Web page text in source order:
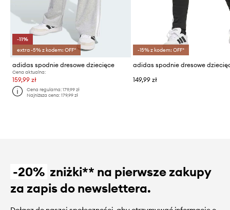
-11%
extra -5% z kodem: OFF*
adidas spodnie dresowe dziecięce
Cena aktualna:
159,99 zł
Cena regularna:179,99 zł
Najniższa cena:179,99 zł
-15% z kodem: OFF*
adidas spodnie dresowe
149,99 zł
-20% zniżki** na pierwsze zakupy
za zapis do newslettera.